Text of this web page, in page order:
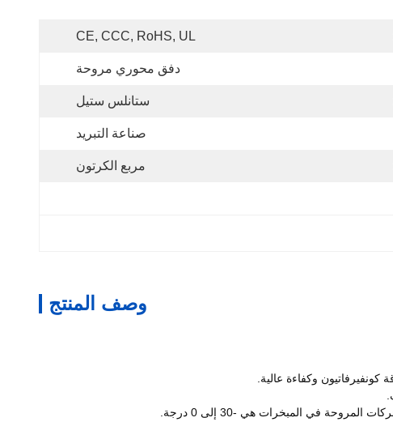
CE, CCC, RoHS, UL
دفق محوري مروحة
ستانلس ستيل
صناعة التبريد
مربع الكرتون
وصف المنتج